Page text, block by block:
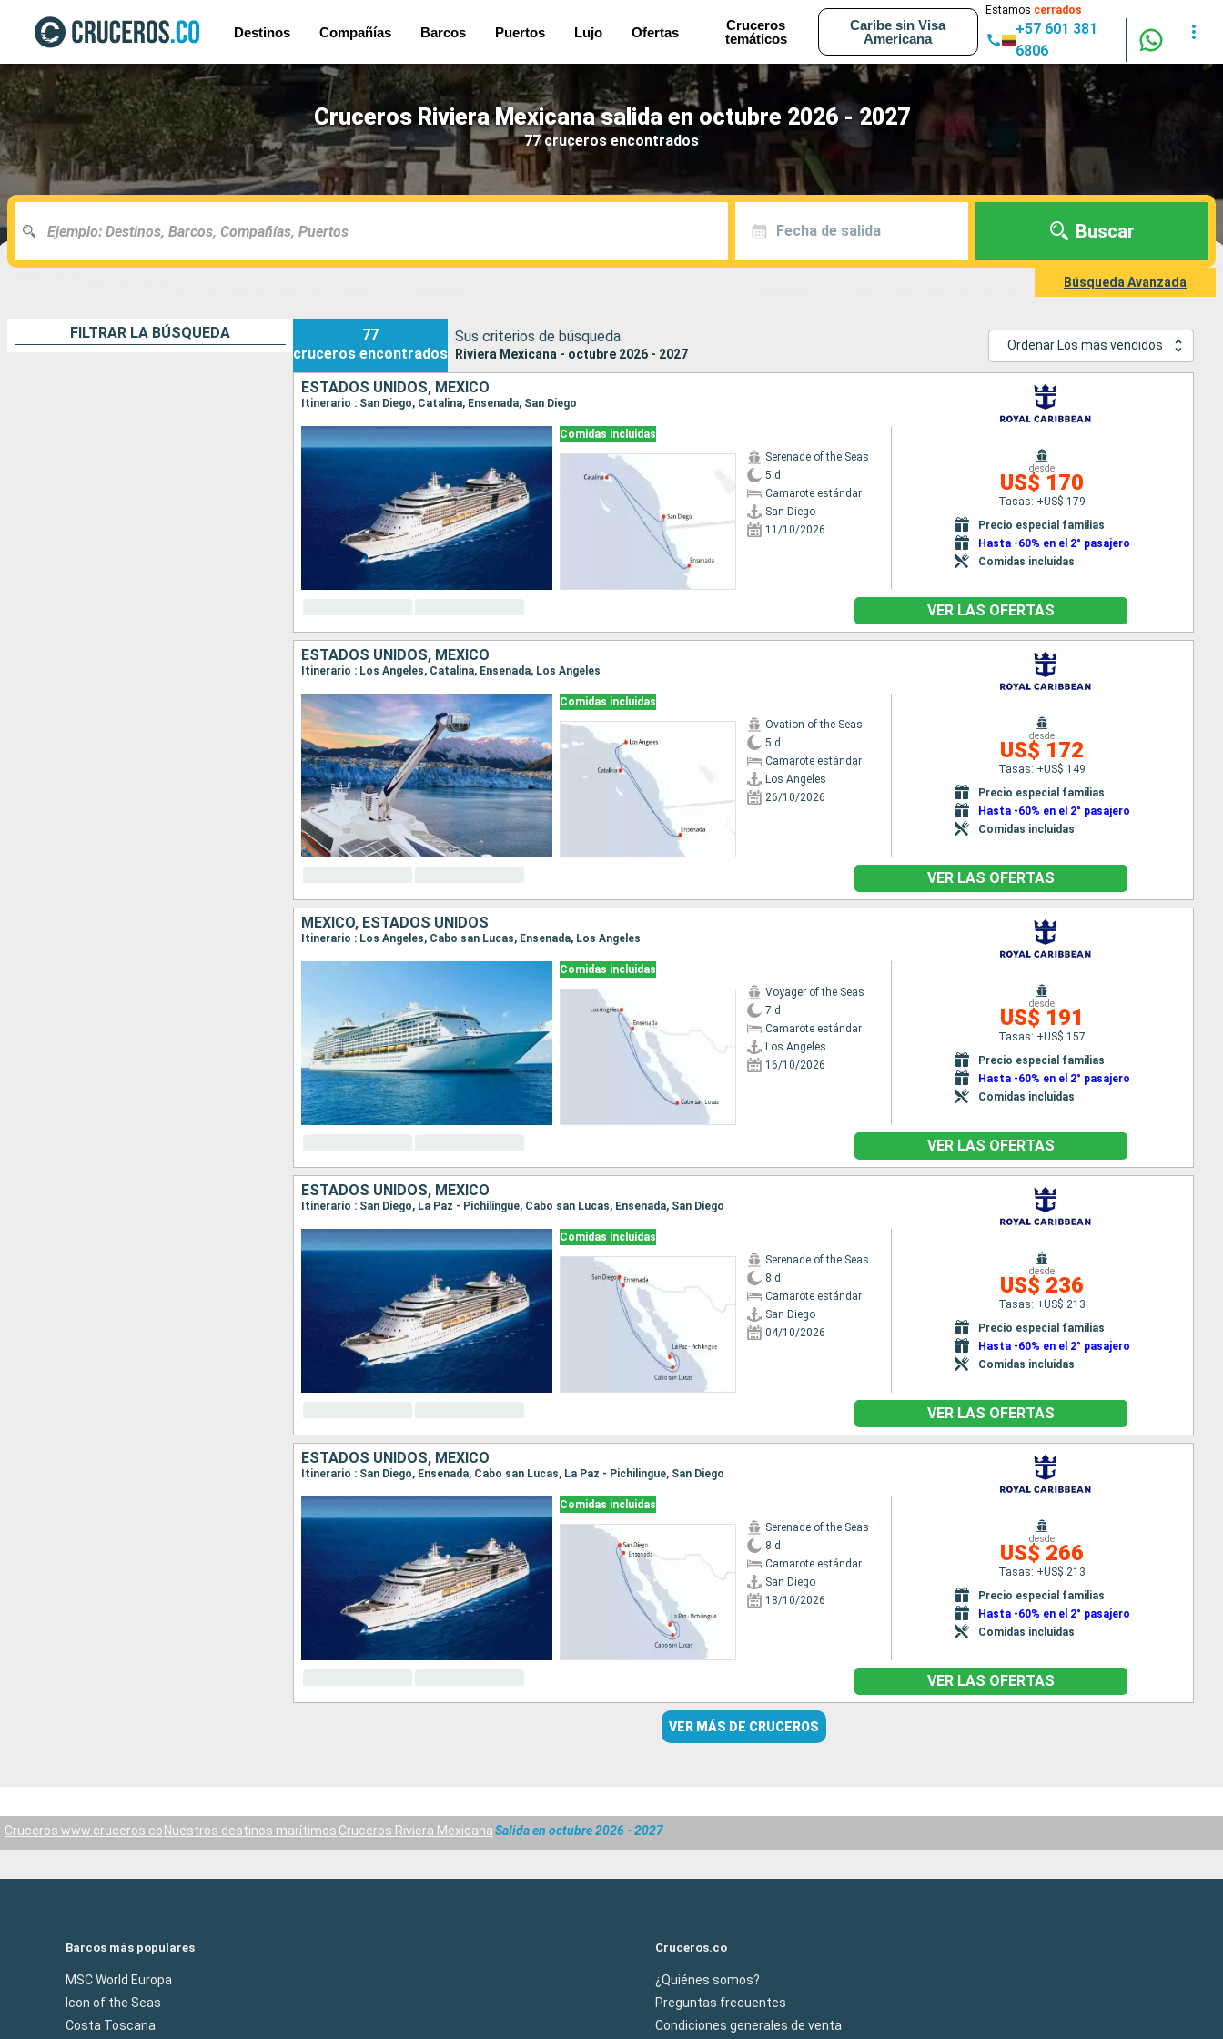
Destinos Compañías Barcos Puertos Lujo Ofertas
Cruceros
temáticos
Caribe sin Visa
Americana
Estamos cerrados
+57 601 381
6806
Cruceros Riviera Mexicana salida en octubre 2026 - 2027
77 cruceros encontrados
Fecha de salida Buscar
Búsqueda Avanzada
FILTRAR LA BÚSQUEDA
77
cruceros encontrados
Sus criterios de búsqueda:
Riviera Mexicana - octubre 2026 - 2027
Ordenar Los más vendidos
ESTADOS UNIDOS, MÉXICO
Itinerario : San Diego, Catalina, Ensenada, San Diego
Comidas incluidas
Serenade of the Seas
5 d
Camarote estándar
San Diego
11/10/2026
desde
US$ 170
Tasas: +US$ 179
Precio especial familias
Hasta -60% en el 2° pasajero
Comidas incluidas
VER LAS OFERTAS
ESTADOS UNIDOS, MÉXICO
Itinerario : Los Angeles, Catalina, Ensenada, Los Angeles
Comidas incluidas
Ovation of the Seas
5 d
Camarote estándar
Los Angeles
26/10/2026
desde
US$ 172
Tasas: +US$ 149
Precio especial familias
Hasta -60% en el 2° pasajero
Comidas incluidas
VER LAS OFERTAS
MÉXICO, ESTADOS UNIDOS
Itinerario : Los Angeles, Cabo san Lucas, Ensenada, Los Angeles
Comidas incluidas
Voyager of the Seas
7 d
Camarote estándar
Los Angeles
16/10/2026
desde
US$ 191
Tasas: +US$ 157
Precio especial familias
Hasta -60% en el 2° pasajero
Comidas incluidas
VER LAS OFERTAS
ESTADOS UNIDOS, MÉXICO
Itinerario : San Diego, La Paz - Pichilingue, Cabo san Lucas, Ensenada, San Diego
Comidas incluidas
Serenade of the Seas
8 d
Camarote estándar
San Diego
04/10/2026
desde
US$ 236
Tasas: +US$ 213
Precio especial familias
Hasta -60% en el 2° pasajero
Comidas incluidas
VER LAS OFERTAS
ESTADOS UNIDOS, MÉXICO
Itinerario : San Diego, Ensenada, Cabo san Lucas, La Paz - Pichilingue, San Diego
Comidas incluidas
Serenade of the Seas
8 d
Camarote estándar
San Diego
18/10/2026
desde
US$ 266
Tasas: +US$ 213
Precio especial familias
Hasta -60% en el 2° pasajero
Comidas incluidas
VER LAS OFERTAS
VER MÁS DE CRUCEROS
Cruceros www.cruceros.co Nuestros destinos marítimos Cruceros Riviera MexicanaSalida en octubre 2026 - 2027
Barcos más populares
MSC World Europa
Icon of the Seas
Costa Toscana
Cruceros.co
¿Quiénes somos?
Preguntas frecuentes
Condiciones generales de venta